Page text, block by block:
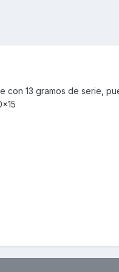
con 13 gramos de serie,